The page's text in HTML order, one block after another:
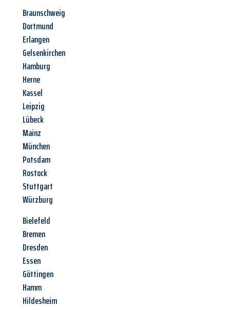
Braunschweig
Dortmund
Erlangen
Gelsenkirchen
Hamburg
Herne
Kassel
Leipzig
Lübeck
Mainz
München
Potsdam
Rostock
Stuttgart
Würzburg
Bielefeld
Bremen
Dresden
Essen
Göttingen
Hamm
Hildesheim